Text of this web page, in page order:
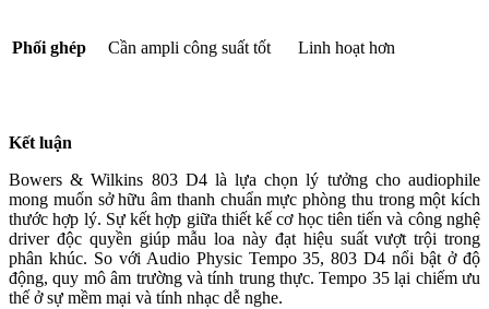
Phối ghép Cần ampli công suất tốt Linh hoạt hơn
Kết luận
Bowers & Wilkins 803 D4 là lựa chọn lý tưởng cho audiophile
mong muốn sở hữu âm thanh chuẩn mực phòng thu trong một kích
thước hợp lý. Sự kết hợp giữa thiết kế cơ học tiên tiến và công nghệ
driver độc quyền giúp mẫu loa này đạt hiệu suất vượt trội trong
phân khúc. So với Audio Physic Tempo 35, 803 D4 nổi bật ở độ
động, quy mô âm trường và tính trung thực. Tempo 35 lại chiếm ưu
thế ở sự mềm mại và tính nhạc dễ nghe.